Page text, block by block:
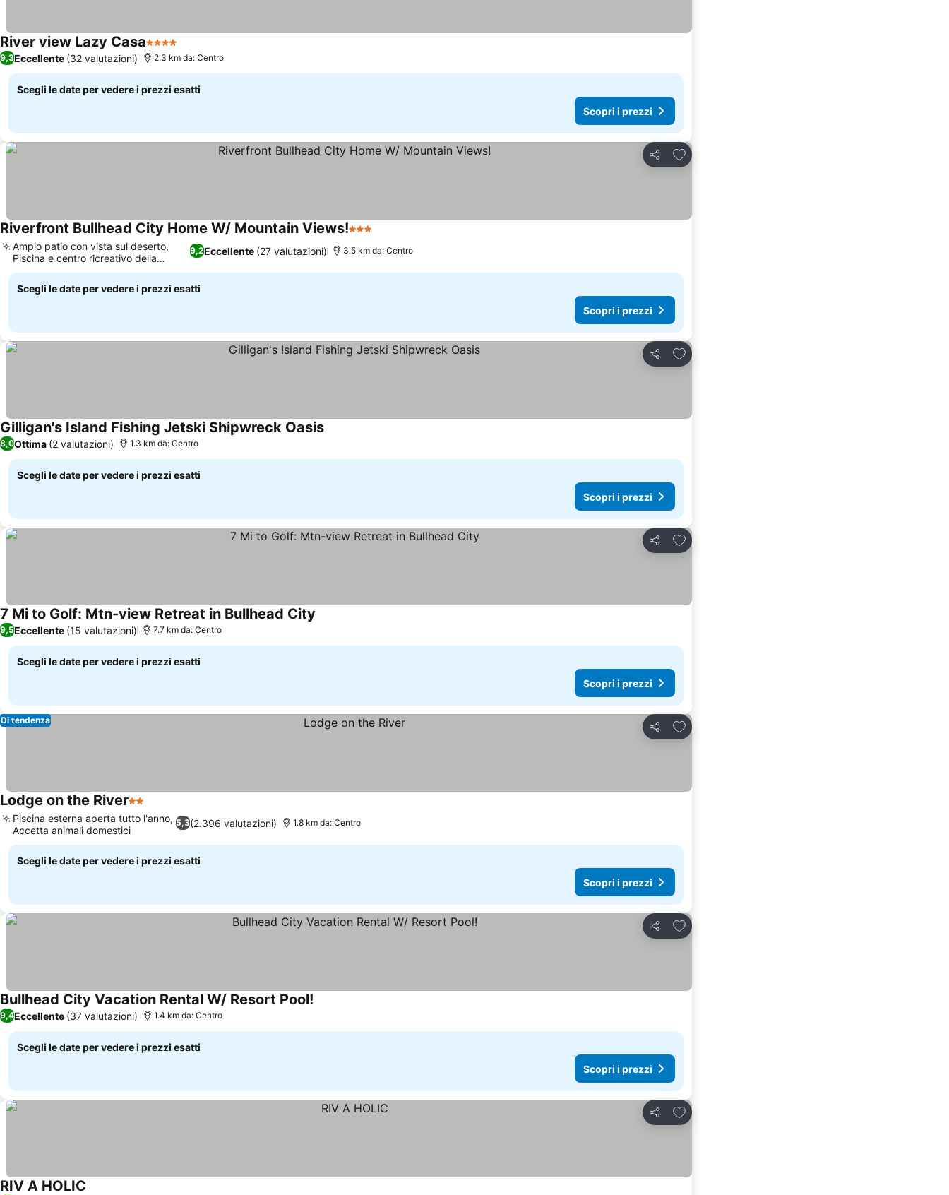
River view Lazy Casa4 Stelle
9,3Eccellente (32 valutazioni) 2.3 km da: Centro
Scegli le date per vedere i prezzi esatti
Scopri i prezzi
Condividi
Aggiungi ai preferiti
Riverfront Bullhead City Home W/ Mountain Views!3 Stelle
9,2Eccellente (27 valutazioni)
Ampio patio con vista sul deserto,
Piscina e centro ricreativo della
comunità
3.5 km da: Centro
Scegli le date per vedere i prezzi esatti
Scopri i prezzi
Condividi
Aggiungi ai preferiti
Gilligan's Island Fishing Jetski Shipwreck Oasis
8,0Ottima (2 valutazioni) 1.3 km da: Centro
Scegli le date per vedere i prezzi esatti
Scopri i prezzi
Condividi
Aggiungi ai preferiti
7 Mi to Golf: Mtn-view Retreat in Bullhead City
9,5Eccellente (15 valutazioni) 7.7 km da: Centro
Scegli le date per vedere i prezzi esatti
Scopri i prezzi
Condividi
Aggiungi ai preferiti
Di tendenza
Lodge on the River2 Stelle
5,3(2.396 valutazioni)
Piscina esterna aperta tutto l'anno,
Accetta animali domestici
1.8 km da: Centro
Scegli le date per vedere i prezzi esatti
Scopri i prezzi
Condividi
Aggiungi ai preferiti
Bullhead City Vacation Rental W/ Resort Pool!
9,4Eccellente (37 valutazioni) 1.4 km da: Centro
Scegli le date per vedere i prezzi esatti
Scopri i prezzi
Condividi
Aggiungi ai preferiti
RIV A HOLIC